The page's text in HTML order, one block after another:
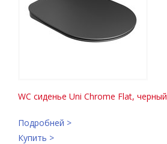
WC сиденье Uni Chrome Flat, черный
Подробней >
Купить >